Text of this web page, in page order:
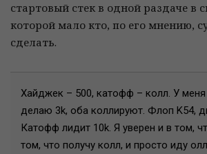
стартовый стек в одной раздаче в
которой мало кто, по его мнению,
сделать.
Хайджек – 500, катофф – колл. У меня
делаю 3k, оба коллируют. Флоп K54,
Катофф лидит 10k. Я уверен и в том,
том, что получу колл, и просто иду